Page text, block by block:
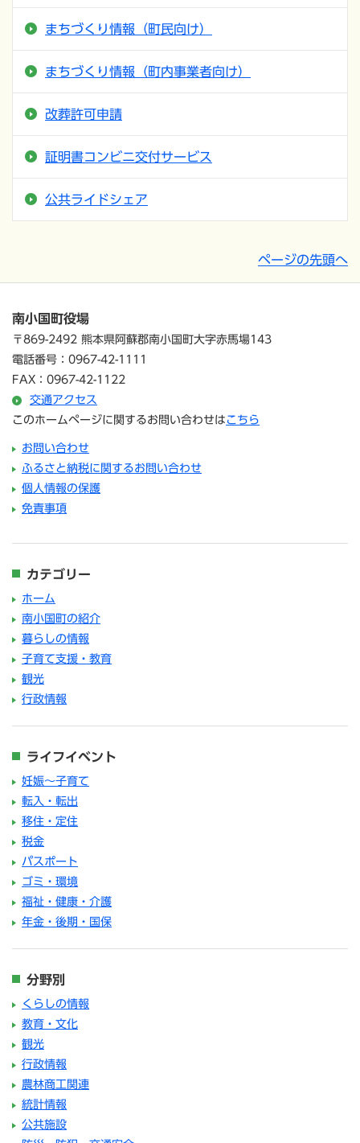
まちづくり情報（町民向け）
まちづくり情報（町内事業者向け）
改葬許可申請
証明書コンビニ交付サービス
公共ライドシェア
ページの先頭へ
南小国町役場
〒869-2492 熊本県阿蘇郡南小国町大字赤馬場143
電話番号：0967-42-1111
FAX：0967-42-1122
交通アクセス
このホームページに関するお問い合わせは こちら
お問い合わせ
ふるさと納税に関するお問い合わせ
個人情報の保護
免責事項
カテゴリー
ホーム
南小国町の紹介
暮らしの情報
子育て支援・教育
観光
行政情報
ライフイベント
妊娠～子育て
転入・転出
移住・定住
税金
パスポート
ゴミ・環境
福祉・健康・介護
年金・後期・国保
分野別
くらしの情報
教育・文化
観光
行政情報
農林商工関連
統計情報
公共施設